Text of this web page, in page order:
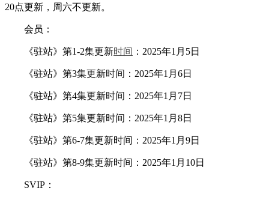
20点更新，周六不更新。
会员：
《驻站》第1-2集更新时间 ：2025年1月5日
《驻站》第3集更新时间：2025年1月6日
《驻站》第4集更新时间：2025年1月7日
《驻站》第5集更新时间：2025年1月8日
《驻站》第6-7集更新时间：2025年1月9日
《驻站》第8-9集更新时间：2025年1月10日
SVIP：